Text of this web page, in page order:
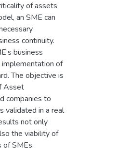
of assets
an SME can
continuity.
business
of
The objective is
Asset
companies to
validated in a real
not only
the viability of
of SMEs.